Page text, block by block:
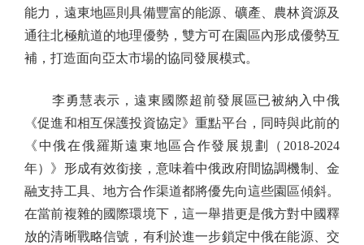
能力，遠東地區則具備豐富的能源、礦產、農林資源及
通往北極航道的地理優勢，雙方可在園區內形成優勢互
補，打造面向亞太市場的協同發展模式。
李勇慧表示，遠東國際超前發展區已被納入中俄
《促進和相互保護投資協定》重點平台，同時與此前的
《中俄在俄羅斯遠東地區合作發展規劃（2018-2024
年）》形成有效銜接，意味着中俄政府間協調機制、金
融支持工具、地方合作渠道都將優先向這些園區傾斜。
在當前複雜的國際環境下，這一舉措更是俄方對中國釋
放的清晰戰略信號，有利於進一步鎖定中俄在能源、交